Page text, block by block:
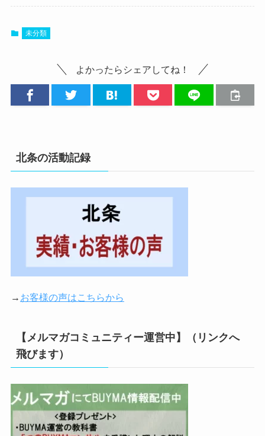
未分類
よかったらシェアしてね！
北条の活動記録
→ お客様の声はこちらから
【メルマガコミュニティー運営中】（リンクへ
飛びます）